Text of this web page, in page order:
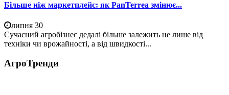
Більше ніж маркетплейс: як PanTerrea змінює...
липня 30
Сучасний агробізнес дедалі більше залежить не лише від
техніки чи врожайності, а від швидкості...
АгроТренди